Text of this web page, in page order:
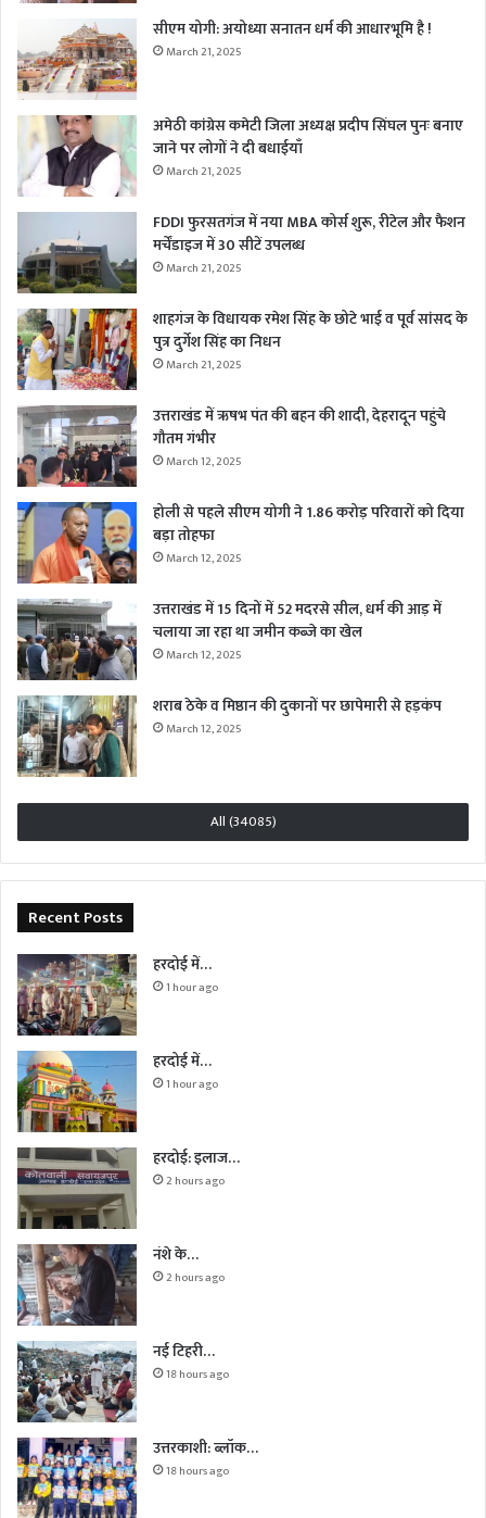
सीएम योगी: अयोध्या सनातन धर्म की आधारभूमि है !
March 21, 2025
अमेठी कांग्रेस कमेटी जिला अध्यक्ष प्रदीप सिंघल पुनः बनाए
जाने पर लोगों ने दी बधाईयाँ
March 21, 2025
FDDI फुरसतगंज में नया MBA कोर्स शुरू, रीटेल और फैशन
मर्चेंडाइज में 30 सीटें उपलब्ध
March 21, 2025
शाहगंज के विधायक रमेश सिंह के छोटे भाई व पूर्व सांसद के
पुत्र दुर्गेश सिंह का निधन
March 21, 2025
उत्तराखंड में ऋषभ पंत की बहन की शादी, देहरादून पहुंचे
गौतम गंभीर
March 12, 2025
होली से पहले सीएम योगी ने 1.86 करोड़ परिवारों को दिया
बड़ा तोहफा
March 12, 2025
उत्तराखंड में 15 दिनों में 52 मदरसे सील, धर्म की आड़ में
चलाया जा रहा था जमीन कब्जे का खेल
March 12, 2025
शराब ठेके व मिष्ठान की दुकानों पर छापेमारी से हड़कंप
March 12, 2025
All (34085)
Recent Posts
हरदोई में…
1 hour ago
हरदोई में…
1 hour ago
हरदोई: इलाज…
2 hours ago
नंशे के…
2 hours ago
नई टिहरी…
18 hours ago
उत्तरकाशी: ब्लॉक…
18 hours ago